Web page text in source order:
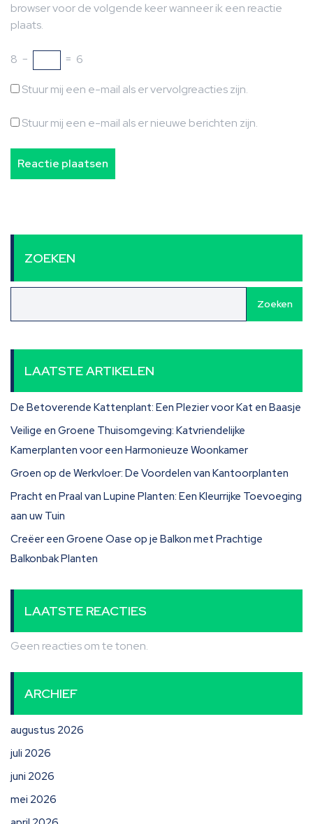
browser voor de volgende keer wanneer ik een reactie
plaats.
8 − = 6
Stuur mij een e-mail als er vervolgreacties zijn.
Stuur mij een e-mail als er nieuwe berichten zijn.
ZOEKEN
Zoeken
LAATSTE ARTIKELEN
De Betoverende Kattenplant: Een Plezier voor Kat en Baasje
Veilige en Groene Thuisomgeving: Katvriendelijke
Kamerplanten voor een Harmonieuze Woonkamer
Groen op de Werkvloer: De Voordelen van Kantoorplanten
Pracht en Praal van Lupine Planten: Een Kleurrijke Toevoeging
aan uw Tuin
Creëer een Groene Oase op je Balkon met Prachtige
Balkonbak Planten
LAATSTE REACTIES
Geen reacties om te tonen.
ARCHIEF
augustus 2026
juli 2026
juni 2026
mei 2026